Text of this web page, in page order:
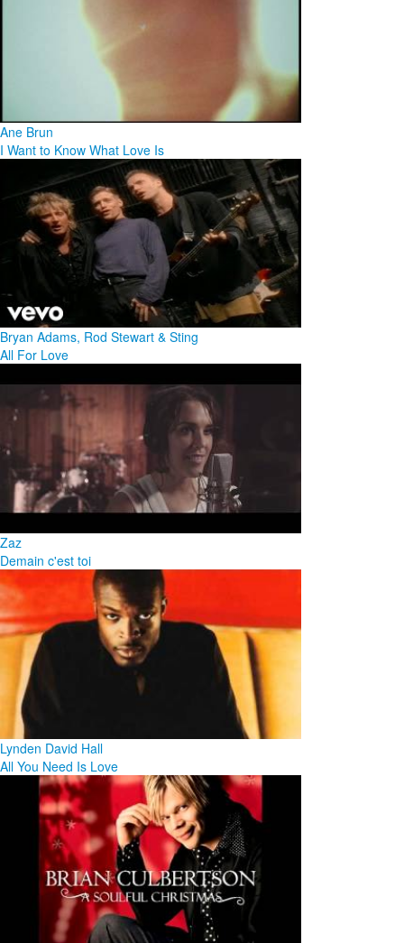
Ane Brun
I Want to Know What Love Is
Bryan Adams, Rod Stewart & Sting
All For Love
Zaz
Demain c'est toi
Lynden David Hall
All You Need Is Love